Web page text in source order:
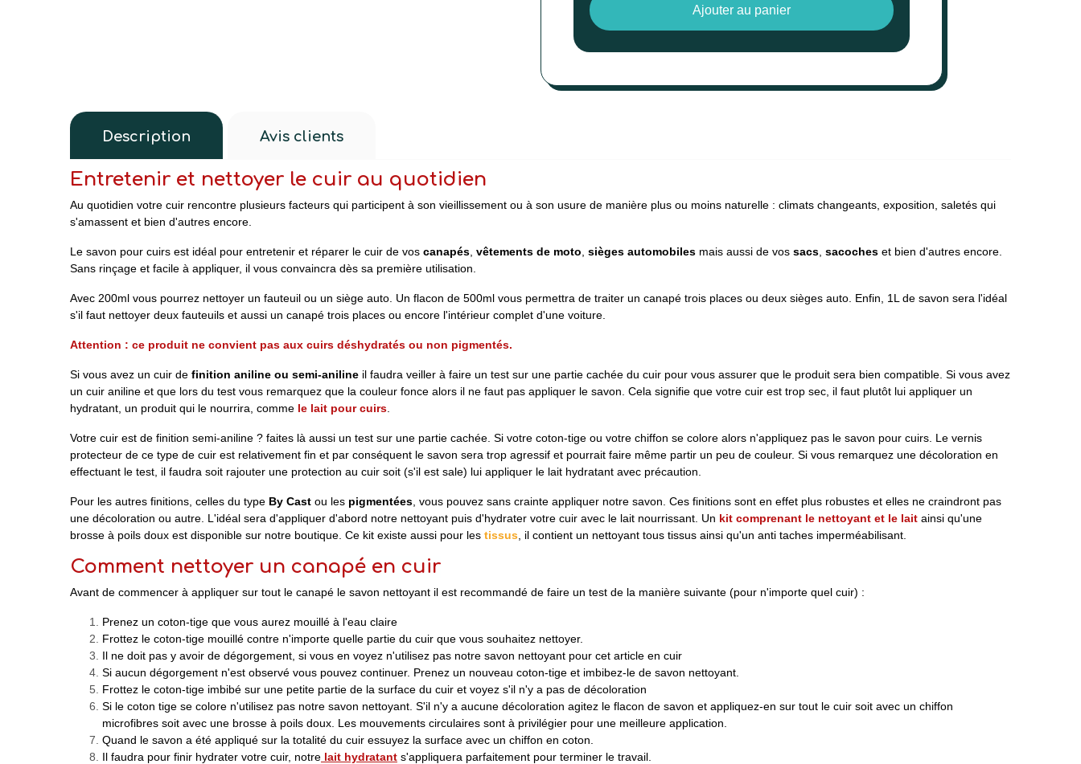
Ajouter au panier
Description Avis clients
Entretenir et nettoyer le cuir au quotidien
Au quotidien votre cuir rencontre plusieurs facteurs qui participent à son vieillissement ou à son usure de manière plus ou moins naturelle : climats changeants, exposition, saletés qui
s'amassent et bien d'autres encore.
Le savon pour cuirs est idéal pour entretenir et réparer le cuir de vos canapés vêtements de moto sièges automobiles mais aussi de vos sacs sacoches et bien d'autres encore.
Sans rinçage et facile à appliquer, il vous convaincra dès sa première utilisation.
Avec 200ml vous pourrez nettoyer un fauteuil ou un siège auto. Un flacon de 500ml vous permettra de traiter un canapé trois places ou deux sièges auto. Enfin, 1L de savon sera l'idéal
s'il faut nettoyer deux fauteuils et aussi un canapé trois places ou encore l'intérieur complet d'une voiture.
Attention : ce produit ne convient pas aux cuirs déshydratés ou non pigmentés.
Si vous avez un cuir de finition aniline ou semi-aniline il faudra veiller à faire un test sur une partie cachée du cuir pour vous assurer que le produit sera bien compatible. Si vous avez
un cuir aniline et que lors du test vous remarquez que la couleur fonce alors il ne faut pas appliquer le savon. Cela signifie que votre cuir est trop sec, il faut plutôt lui appliquer un
hydratant, un produit qui le nourrira, comme le lait pour cuirs
Votre cuir est de finition semi-aniline ? faites là aussi un test sur une partie cachée. Si votre coton-tige ou votre chiffon se colore alors n'appliquez pas le savon pour cuirs. Le vernis
protecteur de ce type de cuir est relativement fin et par conséquent le savon sera trop agressif et pourrait faire même partir un peu de couleur. Si vous remarquez une décoloration en
effectuant le test, il faudra soit rajouter une protection au cuir soit (s'il est sale) lui appliquer le lait hydratant avec précaution.
Pour les autres finitions, celles du type By Cast ou les pigmentées , vous pouvez sans crainte appliquer notre savon. Ces finitions sont en effet plus robustes et elles ne craindront pas
une décoloration ou autre. L'idéal sera d'appliquer d'abord notre nettoyant puis d'hydrater votre cuir avec le lait nourrissant. Un kit comprenant le nettoyant et le lait ainsi qu'une
brosse à poils doux est disponible sur notre boutique. Ce kit existe aussi pour les tissus , il contient un nettoyant tous tissus ainsi qu'un anti taches imperméabilisant.
Comment nettoyer un canapé en cuir
Avant de commencer à appliquer sur tout le canapé le savon nettoyant il est recommandé de faire un test de la manière suivante (pour n'importe quel cuir) :
Prenez un coton-tige que vous aurez mouillé à l'eau claire
Frottez le coton-tige mouillé contre n'importe quelle partie du cuir que vous souhaitez nettoyer.
Il ne doit pas y avoir de dégorgement, si vous en voyez n'utilisez pas notre savon nettoyant pour cet article en cuir
Si aucun dégorgement n'est observé vous pouvez continuer. Prenez un nouveau coton-tige et imbibez-le de savon nettoyant.
Frottez le coton-tige imbibé sur une petite partie de la surface du cuir et voyez s'il n'y a pas de décoloration
Si le coton tige se colore n'utilisez pas notre savon nettoyant. S'il n'y a aucune décoloration agitez le flacon de savon et appliquez-en sur tout le cuir soit avec un chiffon
microfibres soit avec une brosse à poils doux. Les mouvements circulaires sont à privilégier pour une meilleure application.
Quand le savon a été appliqué sur la totalité du cuir essuyez la surface avec un chiffon en coton.
Il faudra pour finir hydrater votre cuir, notre lait hydratant s'appliquera parfaitement pour terminer le travail.